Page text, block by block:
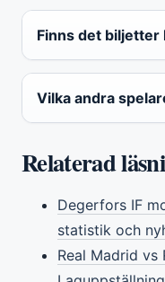
Finns det biljetter
Vilka andra
Relaterad
Degerfors IF
statistik och
Real Madrid vs